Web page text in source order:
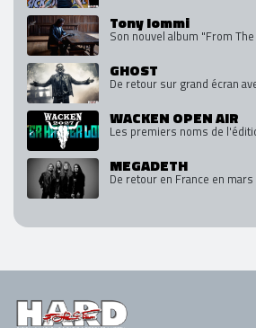
Tony Iommi
Son nouvel album "From
GHOST
De retour sur grand écran
WACKEN OPEN AIR
Les premiers noms de
MEGADETH
De retour en France en